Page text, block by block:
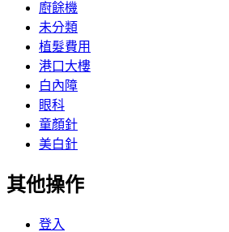
廚餘機
未分類
植髮費用
港口大樓
白內障
眼科
童顏針
美白針
其他操作
登入